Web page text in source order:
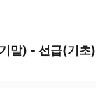
말) - 선급(기초)